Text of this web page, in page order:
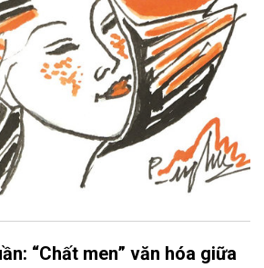
“Chất men” văn hóa giữa